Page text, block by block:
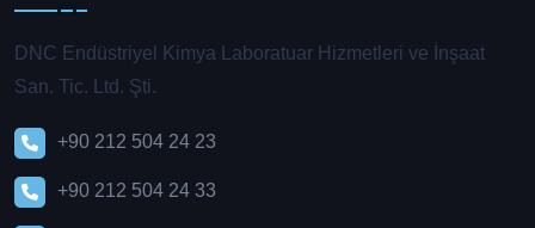
DNC Endüstriyel Kimya Laboratuar Hizmetleri ve İnşaat
San. Tic. Ltd. Şti.
+90 212 504 24 23
+90 212 504 24 33